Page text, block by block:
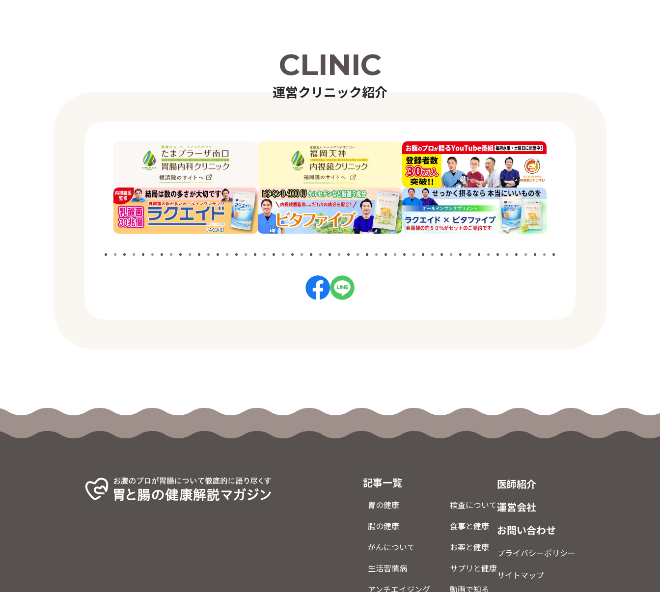
CLINIC
運営クリニック紹介
記事一覧
胃の健康
検査について
腸の健康
食事と健康
がんについて
お薬と健康
生活習慣病
サプリと健康
アンチエイジング
動画で知る
医師紹介
運営会社
お問い合わせ
プライバシーポリシー
サイトマップ